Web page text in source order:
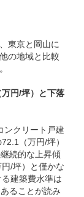
東京と岡山に
の地域と比較
円/坪）と下落
ンクリート戸建
（万円/坪）
続的な上昇傾
/坪）と僅かな
建築費水準は
ることが読み